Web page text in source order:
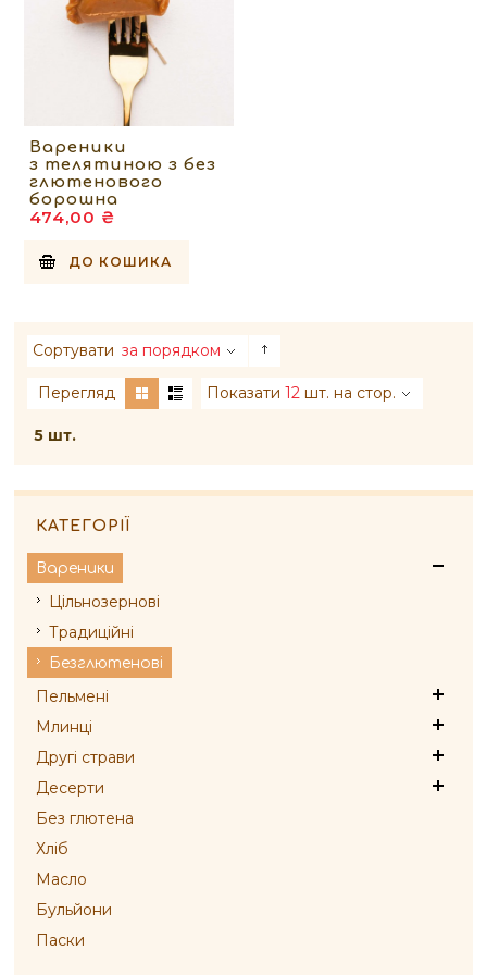
Вареники
з телятиною з без
глютенового
борошна
474,00 ₴
ДО КОШИКА
Сортувати за порядком
Перегляд Показати 12 шт. на стор.
5 шт.
КАТЕГОРІЇ
Вареники
Цільнозернові
Традиційні
Безглютенові
Пельмені
Млинці
Другі страви
Десерти
Без глютена
Хліб
Масло
Бульйони
Паски